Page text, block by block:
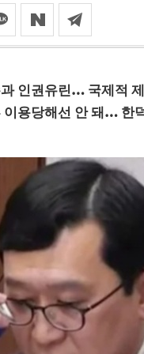
인권유린… 국제적
이용당해선 안 돼… 한